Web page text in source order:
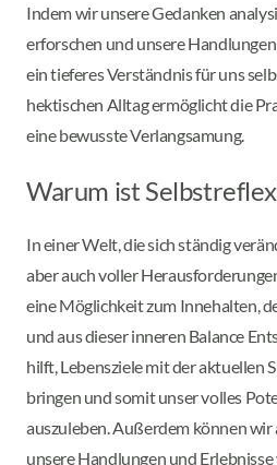
Indem wir unsere Gedanken
erforschen und unsere
ein tieferes Verständnis für uns
hektischen Alltag ermöglicht die
eine bewusste Verlangsamung.
Warum ist
In einer Welt, die sich ständig
aber auch voller
eine Möglichkeit zum Innehalten,
und aus dieser inneren Balance
hilft, Lebensziele mit der aktuellen
bringen und somit unser volles
auszuleben. Außerdem können
unsere Handlungen und